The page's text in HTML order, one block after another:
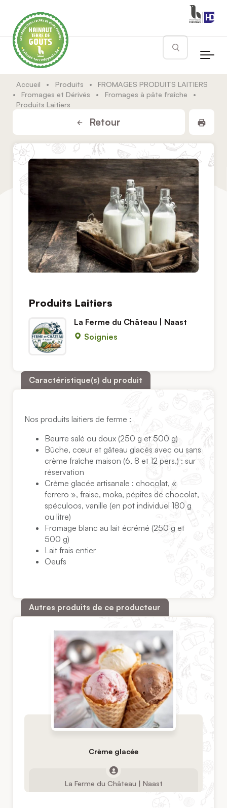
Rechercher
Accueil • Produits •
FROMAGES PRODUITS LAITIERS
•
Fromages et Dérivés • Fromages à pâte fraîche
•
Produits Laitiers
Retour
Produits Laitiers
La Ferme du Château | Naast
Soignies
Caractéristique(s) du produit
Nos produits laitiers de ferme :
Beurre salé ou doux (250 g et 500 g)
Bûche, cœur et gâteau glacés avec ou sans
crème fraîche maison (6, 8 et 12 pers.) : sur
réservation
Crème glacée artisanale : chocolat, «
ferrero », fraise, moka, pépites de chocolat,
spéculoos, vanille (en pot individuel 180 g
ou litre)
Fromage blanc au lait écrémé (250 g et
500 g)
Lait frais entier
Oeufs
Autres produits de ce producteur
Crème glacée
La Ferme du Château | Naast